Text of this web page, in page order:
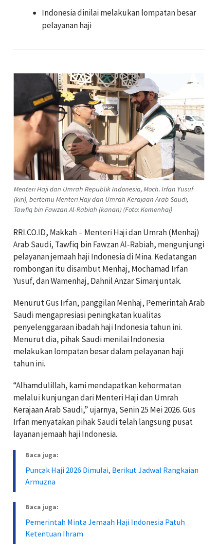
Indonesia dinilai melakukan lompatan besar
pelayanan haji
Menteri Haji dan Umrah Republik Indonesia, Moch. Irfan Yusuf
(kiri), bertemu Menteri Haji dan Umrah Kerajaan Arab Saudi,
Tawfiq bin Fawzan Al-Rabiah (kanan) (Foto: Kemenhaj)
RRI.CO.ID, Makkah – Menteri Haji dan Umrah (Menhaj)
Arab Saudi, Tawfiq bin Fawzan Al-Rabiah, mengunjungi
pelayanan jemaah haji Indonesia di Mina. Kedatangan
rombongan itu disambut Menhaj, Mochamad Irfan
Yusuf, dan Wamenhaj, Dahnil Anzar Simanjuntak.
Menurut Gus Irfan, panggilan Menhaj, Pemerintah Arab
Saudi mengapresiasi peningkatan kualitas
penyelenggaraan ibadah haji Indonesia tahun ini.
Menurut dia, pihak Saudi menilai Indonesia
melakukan lompatan besar dalam pelayanan haji
tahun ini.
“Alhamdulillah, kami mendapatkan kehormatan
melalui kunjungan dari Menteri Haji dan Umrah
Kerajaan Arab Saudi,” ujarnya, Senin 25 Mei 2026. Gus
Irfan menyatakan pihak Saudi telah langsung pusat
layanan jemaah haji Indonesia.
Baca juga:
Puncak Haji 2026 Dimulai, Berikut Jadwal Rangkaian
Armuzna
Baca juga:
Pemerintah Minta Jemaah Haji Indonesia Patuh
Ketentuan Ihram